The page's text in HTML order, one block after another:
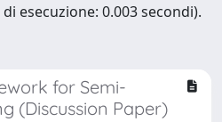
esecuzione: 0.003 secondi).
for Semi-
(Discussion Paper)